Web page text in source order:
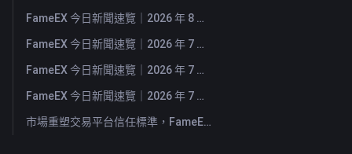
FameEX 今日新聞速覽｜2026 年 8 月 3 日
FameEX 今日新聞速覽｜2026 年 7 月 31 日
FameEX 今日新聞速覽｜2026 年 7 月 30 日
FameEX 今日新聞速覽｜2026 年 7 月 29 日
市場重塑交易平台信任標準，FameEX 以八年穩健營運持續服務全球用戶